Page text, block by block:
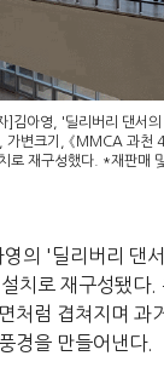
]김아영, '딜리버리 댄서
변크기, 《MMCA 과천
로 재구성했다. *재판매
영의 '딜리버리 댄
치로 재구성됐다.
처럼 겹쳐지며 과
경을 만들어낸다.